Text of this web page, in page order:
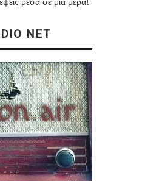
μέσα σε μια μέρα!
NET